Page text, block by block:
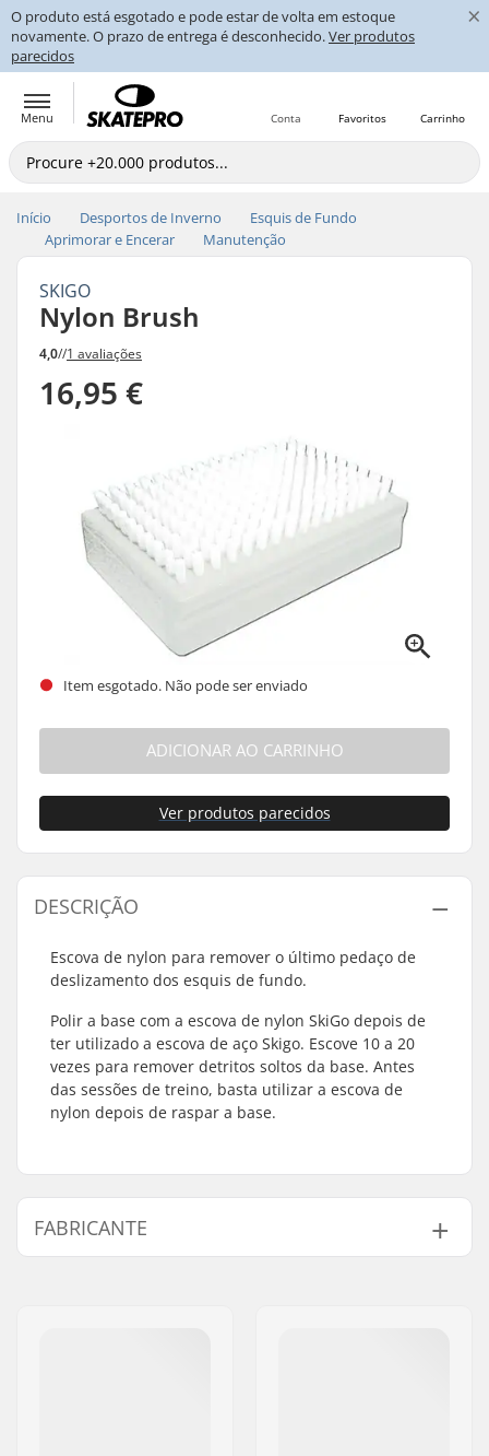
O produto está esgotado e pode estar de volta em estoque
novamente. O prazo de entrega é desconhecido.Ver produtos
parecidos
×
Menu Carrinho
Favoritos
Conta
Início Desportos de Inverno
Esquis de Fundo
Aprimorar e Encerar
Manutenção
SKIGO
Nylon Brush
4,0//1 avaliações
16,95 €
Item esgotado. Não pode ser enviado
ADICIONAR AO CARRINHO
Ver produtos parecidos
DESCRIÇÃO
Escova de nylon para remover o último pedaço de
deslizamento dos esquis de fundo.
Polir a base com a escova de nylon SkiGo depois de
ter utilizado a escova de aço Skigo. Escove 10 a 20
vezes para remover detritos soltos da base. Antes
das sessões de treino, basta utilizar a escova de
nylon depois de raspar a base.
FABRICANTE